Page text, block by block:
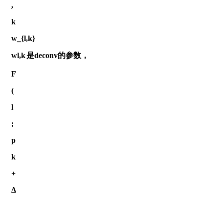
,
k
w_{l,k}
wl,k是deconv的参数，
F
(
l
;
p
k
+
Δ